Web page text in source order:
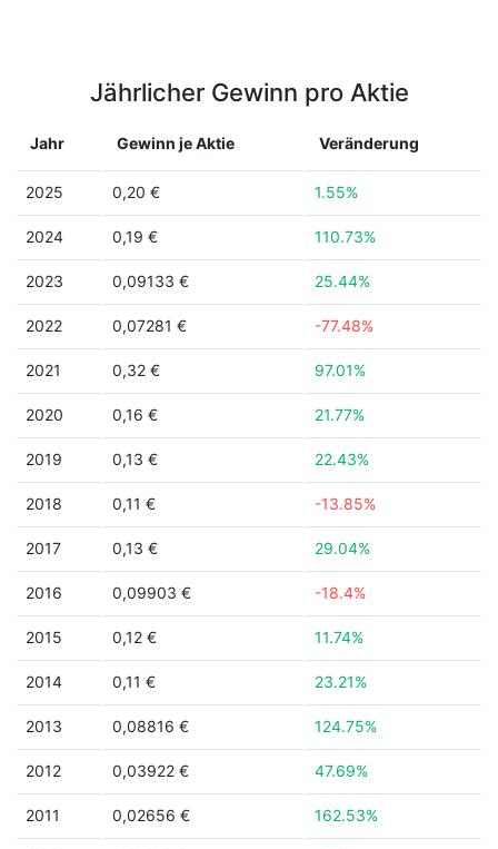
Jährlicher Gewinn pro Aktie
Jahr Gewinn je Aktie Veränderung
2025 0,20 € 1.55%
2024 0,19 € 110.73%
2023 0,09133 € 25.44%
2022 0,07281 € -77.48%
2021 0,32 € 97.01%
2020 0,16 € 21.77%
2019 0,13 € 22.43%
2018 0,11 € -13.85%
2017 0,13 € 29.04%
2016 0,09903 € -18.4%
2015 0,12 € 11.74%
2014 0,11 € 23.21%
2013 0,08816 € 124.75%
2012 0,03922 € 47.69%
2011 0,02656 € 162.53%